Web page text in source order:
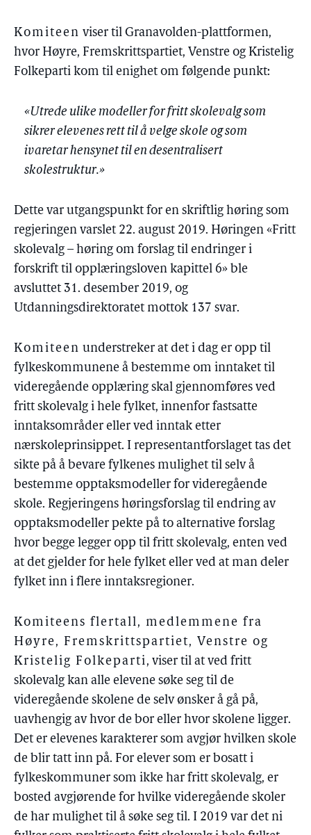
Komiteen viser til Granavolden-plattformen,
hvor Høyre, Fremskrittspartiet, Venstre og Kristelig
Folkeparti kom til enighet om følgende punkt:
«Utrede ulike modeller for fritt skolevalg som
sikrer elevenes rett til å velge skole og som
ivaretar hensynet til en desentralisert
skolestruktur.»
Dette var utgangspunkt for en skriftlig høring som
regjeringen varslet 22. august 2019. Høringen «Fritt
skolevalg – høring om forslag til endringer i
forskrift til opplæringsloven kapittel 6» ble
avsluttet 31. desember 2019, og
Utdanningsdirektoratet mottok 137 svar.
Komiteen understreker at det i dag er opp til
fylkeskommunene å bestemme om inntaket til
videregående opplæring skal gjennomføres ved
fritt skolevalg i hele fylket, innenfor fastsatte
inntaksområder eller ved inntak etter
nærskoleprinsippet. I representantforslaget tas det
sikte på å bevare fylkenes mulighet til selv å
bestemme opptaksmodeller for videregående
skole. Regjeringens høringsforslag til endring av
opptaksmodeller pekte på to alternative forslag
hvor begge legger opp til fritt skolevalg, enten ved
at det gjelder for hele fylket eller ved at man deler
fylket inn i flere inntaksregioner.
Komiteens flertall, medlemmene fra
Høyre, Fremskrittspartiet, Venstre og
Kristelig Folkeparti, viser til at ved fritt
skolevalg kan alle elevene søke seg til de
videregående skolene de selv ønsker å gå på,
uavhengig av hvor de bor eller hvor skolene ligger.
Det er elevenes karakterer som avgjør hvilken skole
de blir tatt inn på. For elever som er bosatt i
fylkeskommuner som ikke har fritt skolevalg, er
bosted avgjørende for hvilke videregående skoler
de har mulighet til å søke seg til. I 2019 var det ni